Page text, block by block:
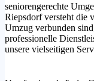
seniorengerechte
Riepsdorf versteht die
Umzug verbunden
professionelle
unsere vielseitigen